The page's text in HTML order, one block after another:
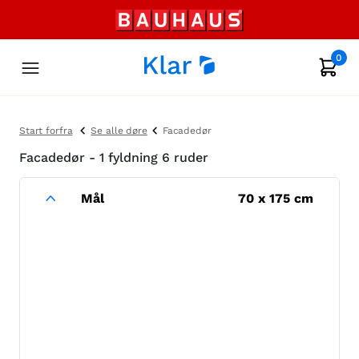
0
Start forfra Se alle døre Facadedør
Facadedør - 1 fyldning 6 ruder
Mål 70 x 175 cm